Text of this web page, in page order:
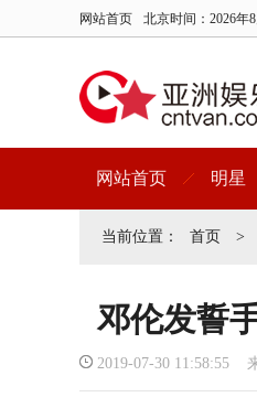
网站首页 北京时间： 2026年
网站首页 明星
当前位置： 首页 >
邓伦发誓
2019-07-30 11:58:55